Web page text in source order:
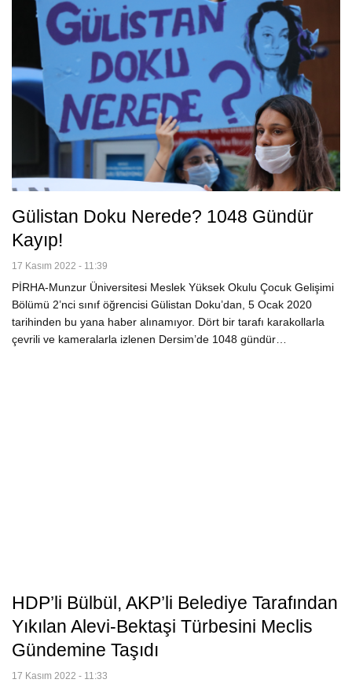
Gülistan Doku Nerede? 1048 Gündür
Kayıp!
17 Kasım 2022 - 11:39
PİRHA-Munzur Üniversitesi Meslek Yüksek Okulu Çocuk Gelişimi
Bölümü 2’nci sınıf öğrencisi Gülistan Doku’dan, 5 Ocak 2020
tarihinden bu yana haber alınamıyor. Dört bir tarafı karakollarla
çevrili ve kameralarla izlenen Dersim’de 1048 gündür…
HDP’li Bülbül, AKP’li Belediye Tarafından
Yıkılan Alevi-Bektaşi Türbesini Meclis
Gündemine Taşıdı
17 Kasım 2022 - 11:33